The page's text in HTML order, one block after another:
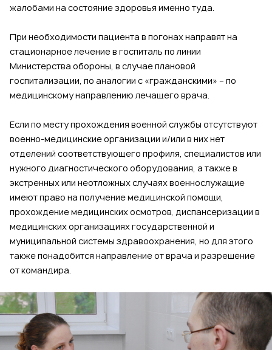
жалобами на состояние здоровья именно туда.
При необходимости пациента в погонах направят на
стационарное лечение в госпиталь по линии
Министерства обороны, в случае плановой
госпитализации, по аналогии с «гражданскими» – по
медицинскому направлению лечащего врача.
Если по месту прохождения военной службы отсутствуют
военно-медицинские организации и/или в них нет
отделений соответствующего профиля, специалистов или
нужного диагностического оборудования, а также в
экстренных или неотложных случаях военнослужащие
имеют право на получение медицинской помощи,
прохождение медицинских осмотров, диспансеризации в
медицинских организациях государственной и
муниципальной системы здравоохранения, но для этого
также понадобится направление от врача и разрешение
от командира.